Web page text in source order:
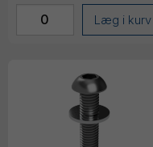
Læg i kurv